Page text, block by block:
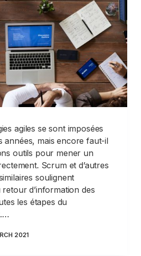
agiles se sont imposées
années, mais encore faut-il
outils pour mener un
Scrum et d’autres
soulignent
retour d’information des
les étapes du
2021